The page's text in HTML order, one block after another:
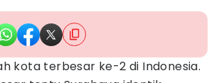
kota terbesar ke-2 di Indonesia.